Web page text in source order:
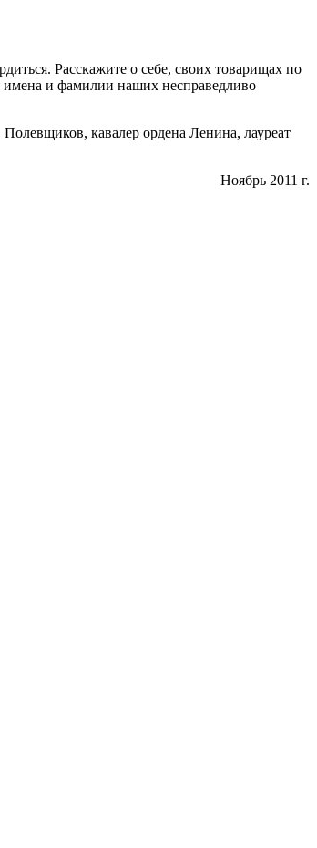
Расскажите о себе, своих товарищах по
имена и фамилии наших несправедливо
кавалер ордена Ленина, лауреат
Ноябрь 2011 г.